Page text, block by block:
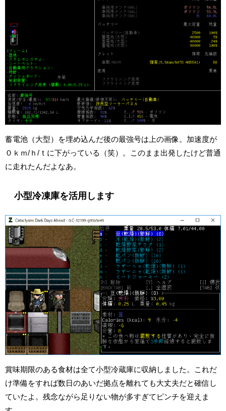
蓄電池（大型）を埋め込んだ後の最強号は上の画像。加速度が
０ｋｍ/ｈ/ｔに下がっている（笑）。このまま出発したけど普通
に走れたんだよなあ。
小型冷凍庫を活用します
賞味期限のある食材は全て小型冷蔵庫に収納しました。これだ
け準備をすれば数日のあいだ拠点を離れても大丈夫だと確信し
ていたよ。残念ながら足りない物が多すぎてピンチを迎えま